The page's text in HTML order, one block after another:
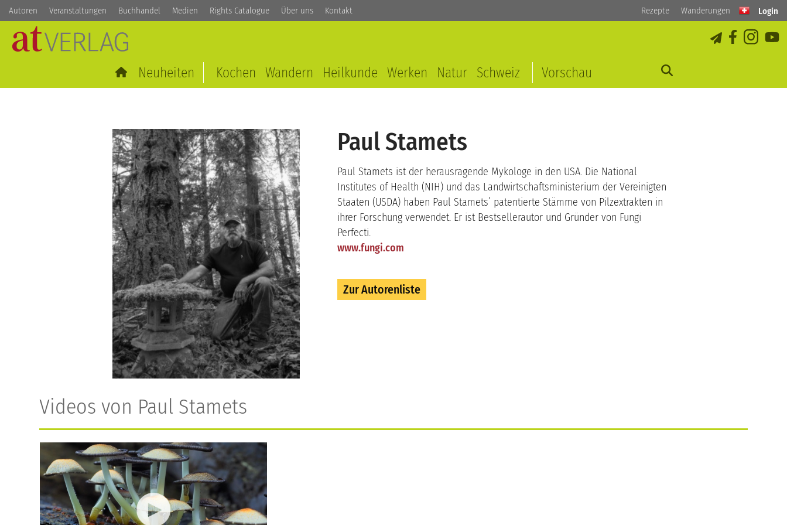
Autoren Veranstaltungen Buchhandel Medien Rights Catalogue Über uns Kontakt Rezepte Wanderungen Login
Neuheiten Kochen Wandern Heilkunde Werken Natur Schweiz Vorschau
Paul Stamets
Paul Stamets ist der herausragende Mykologe in den USA. Die National
Institutes of Health (NIH) und das Landwirtschaftsministerium der Vereinigten
Staaten (USDA) haben Paul Stamets’ patentierte Stämme von Pilzextrakten in
ihrer Forschung verwendet. Er ist Bestsellerautor und Gründer von Fungi
Perfecti.
www.fungi.com
Zur Autorenliste
Videos von Paul Stamets